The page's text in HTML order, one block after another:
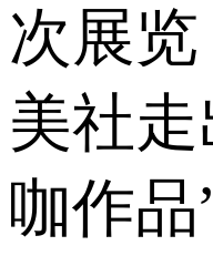
次展览
美社
咖作品